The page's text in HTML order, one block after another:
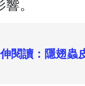
。
閱讀：隱翅蟲